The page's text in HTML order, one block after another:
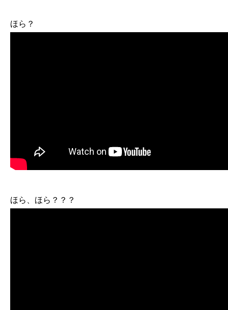
ほら？
ほら、ほら？？？